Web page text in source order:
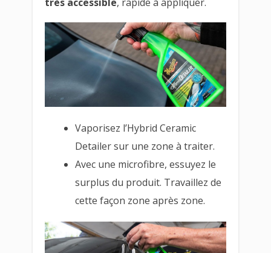
Vaporisez l’Hybrid Ceramic
Detailer sur une zone à traiter.
Avec une microfibre, essuyez le
surplus du produit. Travaillez de
cette façon zone après zone.